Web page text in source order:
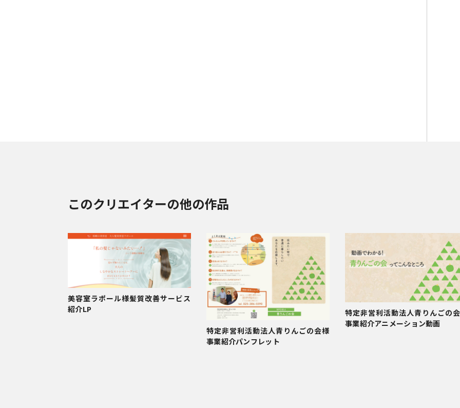
このクリエイターの他の作品
美容室ラポール様髪質改善サービス
紹介LP
特定非営利活動法人青りんごの会様
事業紹介パンフレット
特定非営利活動法人青りんごの
事業紹介アニメーション動画